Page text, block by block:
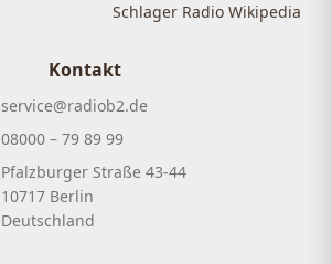
Schlager Radio Wikipedia
Kontakt
service@radiob2.de
08000 – 79 89 99
Pfalzburger Straße 43-44
10717 Berlin
Deutschland